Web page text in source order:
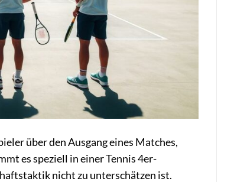
über den Ausgang eines Matches,
es speziell in einer Tennis 4er-
nicht zu unterschätzen ist.